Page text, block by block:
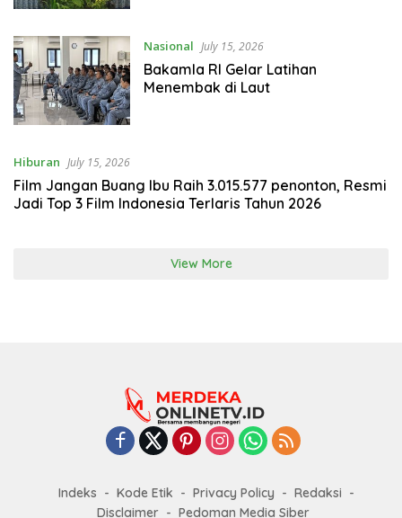
Nasional July 15, 2026
Bakamla RI Gelar Latihan
Menembak di Laut
Hiburan July 15, 2026
Film Jangan Buang Ibu Raih 3.015.577 penonton, Resmi
Jadi Top 3 Film Indonesia Terlaris Tahun 2026
View More
Indeks Kode Etik Privacy Policy
Redaksi
Disclaimer
Pedoman Media Siber